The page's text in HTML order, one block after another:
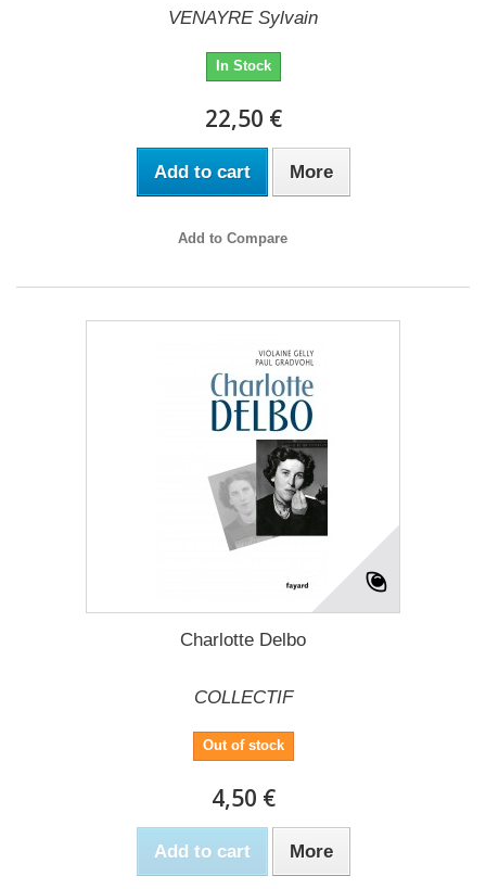
VENAYRE Sylvain
In Stock
22,50 €
Add to cart More
Add to Compare
Charlotte Delbo
COLLECTIF
Out of stock
4,50 €
Add to cart More